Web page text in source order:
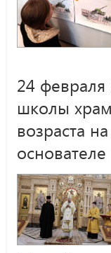
24
школы
возраста